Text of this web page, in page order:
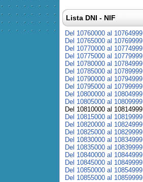
Lista DNI - NIF
Del 10760000 al 10764999
Del 10765000 al 10769999
Del 10770000 al 10774999
Del 10775000 al 10779999
Del 10780000 al 10784999
Del 10785000 al 10789999
Del 10790000 al 10794999
Del 10795000 al 10799999
Del 10800000 al 10804999
Del 10805000 al 10809999
Del 10810000 al 10814999
Del 10815000 al 10819999
Del 10820000 al 10824999
Del 10825000 al 10829999
Del 10830000 al 10834999
Del 10835000 al 10839999
Del 10840000 al 10844999
Del 10845000 al 10849999
Del 10850000 al 10854999
Del 10855000 al 10859999